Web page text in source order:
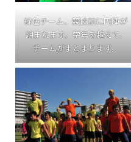
緑色チーム、競技前に円陣が
組まれます。学年を越えて、
チームがまとまります。